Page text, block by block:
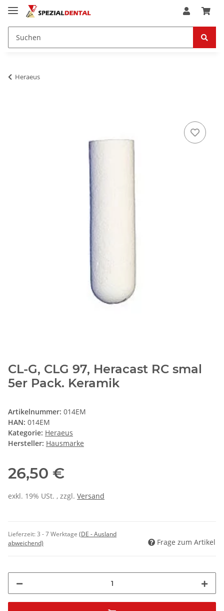
Heraeus
CL-G, CLG 97, Heracast RC smal
5er Pack. Keramik
Artikelnummer: 014EM
HAN: 014EM
Kategorie: Heraeus
Hersteller: Hausmarke
26,50 €
exkl. 19% USt. , zzgl. Versand
Lieferzeit:3 - 7 Werktage (DE - Ausland
abweichend)
Frage zum Artikel